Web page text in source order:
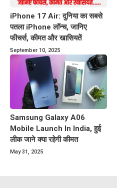
iPhone 17 Air: दुनिया का सबसे
पतला iPhone लॉन्च, जानिए
फीचर्स, कीमत और खासियतें
September 10, 2025
Samsung Galaxy A06
Mobile Launch In India, हुई
लीक जाने क्या रहेगी कीमत
May 31, 2025